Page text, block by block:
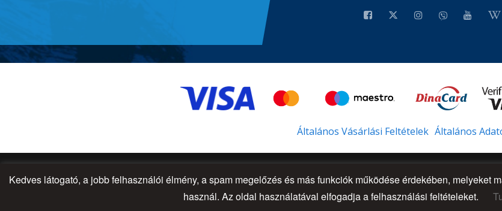
Általános Vásárlási Feltételek Általános
© 2026 - All Rights Reserved
Kedves látogató, a jobb felhasználói élmény, a spam megelőzés és más funkciók működése érdekében, melyeket
használ. Az oldal használatával elfogadja a felhasználási feltételeket.